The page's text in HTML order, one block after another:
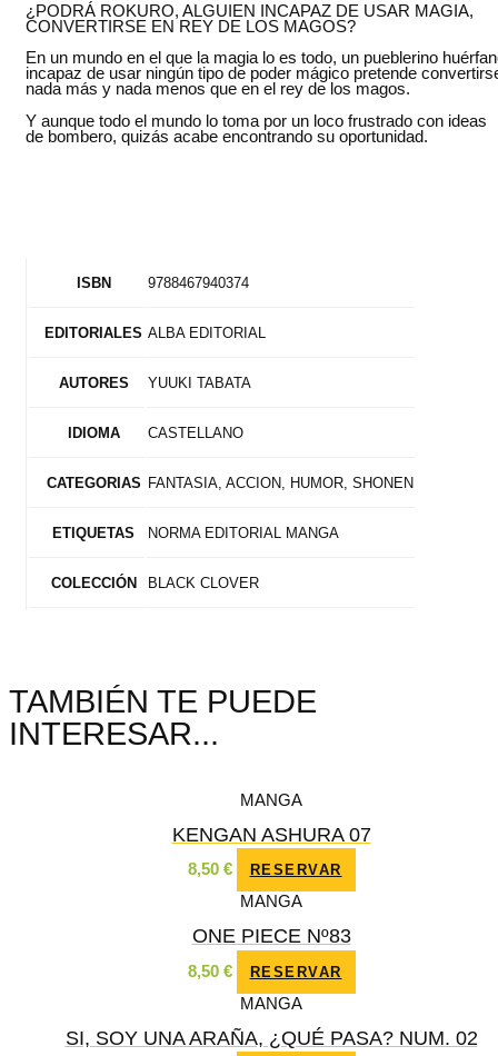
¿PODRÁ ROKURO, ALGUIEN INCAPAZ DE USAR MAGIA,
CONVERTIRSE EN REY DE LOS MAGOS?
En un mundo en el que la magia lo es todo, un pueblerino
incapaz de usar ningún tipo de poder mágico pretende
nada más y nada menos que en el rey de los magos.
Y aunque todo el mundo lo toma por un loco frustrado con ideas
de bombero, quizás acabe encontrando su oportunidad.
ISBN 9788467940374
EDITORIALES ALBA EDITORIAL
AUTORES YUUKI TABATA
IDIOMA CASTELLANO
CATEGORIAS FANTASIA, ACCION, HUMOR, SHONEN
ETIQUETAS NORMA EDITORIAL MANGA
COLECCIÓN BLACK CLOVER
TAMBIÉN TE PUEDE
INTERESAR...
MANGA
KENGAN ASHURA 07
8,50 € RESERVAR
MANGA
ONE PIECE Nº83
8,50 € RESERVAR
MANGA
SI, SOY UNA ARAÑA, ¿QUÉ PASA? NUM. 02